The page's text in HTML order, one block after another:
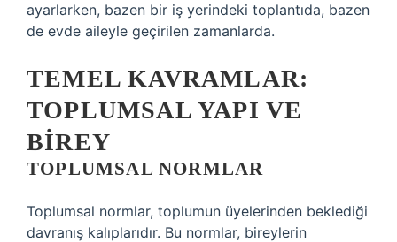
ayarlarken, bazen bir iş yerindeki toplantıda, bazen
de evde aileyle geçirilen zamanlarda.
TEMEL KAVRAMLAR:
TOPLUMSAL YAPI VE
BIREY
TOPLUMSAL NORMLAR
Toplumsal normlar, toplumun üyelerinden beklediği
davranış kalıplarıdır. Bu normlar, bireylerin